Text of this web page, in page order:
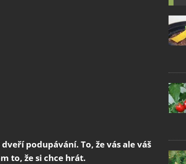
podupávání. To, že vás ale váš
to, že si chce hrát.